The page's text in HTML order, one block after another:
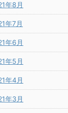
年8月
年7月
年6月
年5月
年4月
年3月